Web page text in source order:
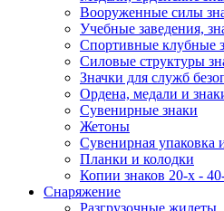
Вооруженные силы
Учебные заведения,
Спортивные клубные
Силовые структуры
Значки для служб
Ордена, медали и
Сувенирные знаки
Жетоны
Сувенирная упаковка
Планки и колодки
Копии знаков 20-х -
Снаряжение